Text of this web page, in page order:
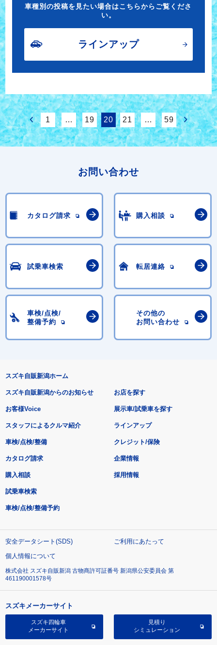
車種別の投稿を見たい場合はこちらからご覧くださ
い。
ラインアップ
1 … 19 20 21 … 59
お問い合わせ
カタログ請求 購入相談
試乗車検索 転居連絡
車検/点検/
整備予約
その他の
お問い合わせ
スズキ自販新潟ホーム
スズキ自販新潟からのお知らせ
お客様Voice
スタッフによるクルマ紹介
お店を探す
展示車/試乗車を探す
ラインアップ
車検/点検/整備 クレジット/保険
カタログ請求
購入相談
試乗車検索
車検/点検/整備予約
企業情報
採用情報
安全データシート(SDS)
ご利用にあたって
個人情報について
株式会社 スズキ自販新潟 古物商許可証番号 新潟県公安委員会 第
461190001578号
スズキメーカーサイト
スズキ四輪車
メーカーサイト
見積り
シミュレーション